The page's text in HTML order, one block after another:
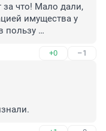
за что! Мало дали,
имущества у
пользу
+0 –1